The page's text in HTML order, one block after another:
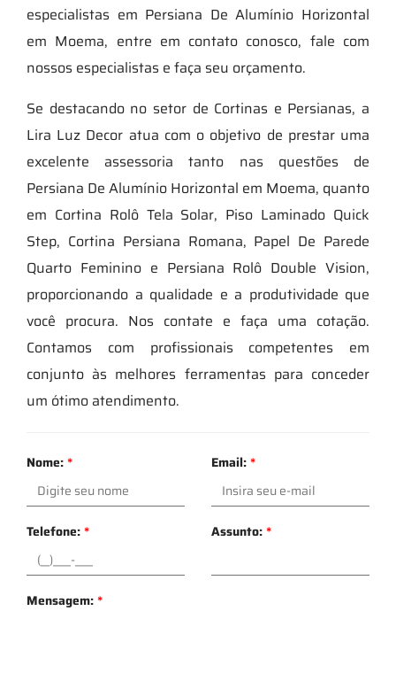
especialistas em Persiana De Alumínio Horizontal
em Moema, entre em contato conosco, fale com
nossos especialistas e faça seu orçamento.
Se destacando no setor de Cortinas e Persianas, a
Lira Luz Decor atua com o objetivo de prestar uma
excelente assessoria tanto nas questões de
Persiana De Alumínio Horizontal em Moema, quanto
em Cortina Rolô Tela Solar, Piso Laminado Quick
Step, Cortina Persiana Romana, Papel De Parede
Quarto Feminino e Persiana Rolô Double Vision,
proporcionando a qualidade e a produtividade que
você procura. Nos contate e faça uma cotação.
Contamos com profissionais competentes em
conjunto às melhores ferramentas para conceder
um ótimo atendimento.
Nome:* Email:*
Telefone:* Assunto:*
Mensagem:*